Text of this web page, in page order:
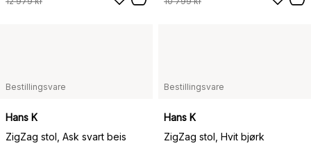
Bestillingsvare
Hans K
ZigZag stol, Ask svart beis
Bestillingsvare
Hans K
ZigZag stol, Hvit bjørk